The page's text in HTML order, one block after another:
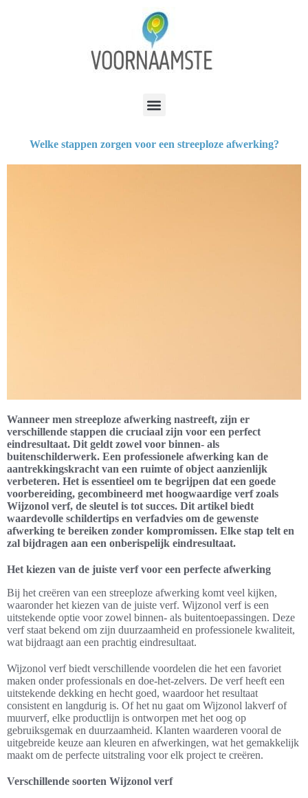
Welke stappen zorgen voor een streeploze afwerking?
Wanneer men streeploze afwerking nastreeft, zijn er
verschillende stappen die cruciaal zijn voor een perfect
eindresultaat. Dit geldt zowel voor binnen- als
buitenschilderwerk. Een professionele afwerking kan de
aantrekkingskracht van een ruimte of object aanzienlijk
verbeteren. Het is essentieel om te begrijpen dat een goede
voorbereiding, gecombineerd met hoogwaardige verf zoals
Wijzonol verf, de sleutel is tot succes. Dit artikel biedt
waardevolle schildertips en verfadvies om de gewenste
afwerking te bereiken zonder kompromissen. Elke stap telt en
zal bijdragen aan een onberispelijk eindresultaat.
Het kiezen van de juiste verf voor een perfecte afwerking
Bij het creëren van een streeploze afwerking komt veel kijken,
waaronder het kiezen van de juiste verf. Wijzonol verf is een
uitstekende optie voor zowel binnen- als buitentoepassingen. Deze
verf staat bekend om zijn duurzaamheid en professionele kwaliteit,
wat bijdraagt aan een prachtig eindresultaat.
Wijzonol verf biedt verschillende voordelen die het een favoriet
maken onder professionals en doe-het-zelvers. De verf heeft een
uitstekende dekking en hecht goed, waardoor het resultaat
consistent en langdurig is. Of het nu gaat om Wijzonol lakverf of
muurverf, elke productlijn is ontworpen met het oog op
gebruiksgemak en duurzaamheid. Klanten waarderen vooral de
uitgebreide keuze aan kleuren en afwerkingen, wat het gemakkelijk
maakt om de perfecte uitstraling voor elk project te creëren.
Verschillende soorten Wijzonol verf